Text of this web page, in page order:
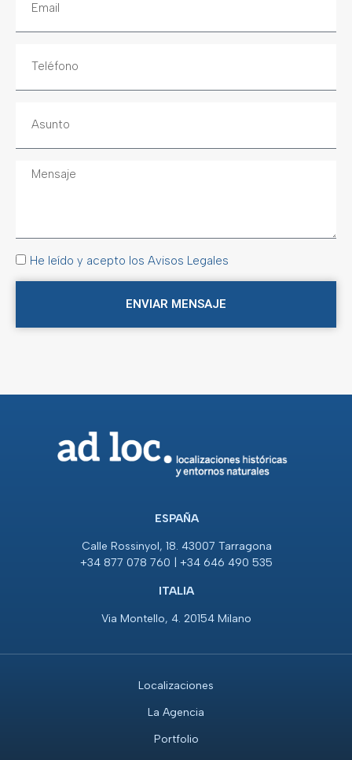
He leído y acepto los Avisos Legales
ENVIAR MENSAJE
ESPAÑA
Calle Rossinyol, 18. 43007 Tarragona
+34 877 078 760 | +34 646 490 535
ITALIA
Via Montello, 4. 20154 Milano
Localizaciones
La Agencia
Portfolio